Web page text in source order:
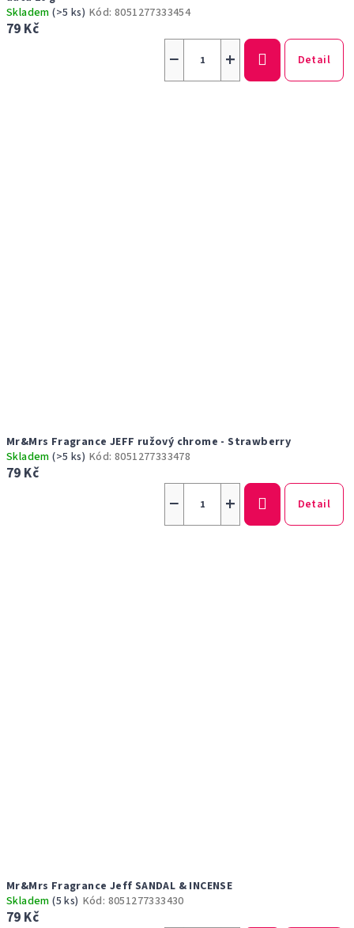
Skladem(>5 ks) Kód:8051277333454
79 Kč
+
− Detail
Mr&Mrs Fragrance JEFF ružový chrome - Strawberry
Skladem(>5 ks) Kód:8051277333478
79 Kč
+
− Detail
Mr&Mrs Fragrance Jeff SANDAL & INCENSE
Skladem(5 ks) Kód: 8051277333430
79 Kč